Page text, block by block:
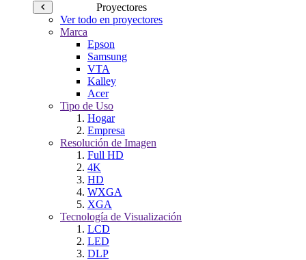
Proyectores
Ver todo en proyectores
Marca
Epson
Samsung
VTA
Kalley
Acer
Tipo de Uso
Hogar
Empresa
Resolución de Imagen
Full HD
4K
HD
WXGA
XGA
Tecnología de Visualización
LCD
LED
DLP